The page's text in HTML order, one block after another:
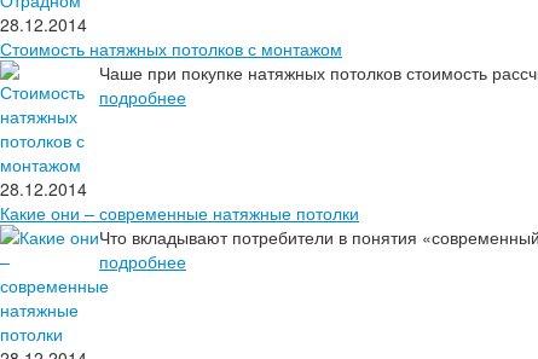
28.12.2014
Стоимость натяжных потолков с монтажом
Чаше при покупке натяжных потолков стоимость
подробнее
28.12.2014
Какие они – современные натяжные потолки
Что вкладывают потребители в понятия
подробнее